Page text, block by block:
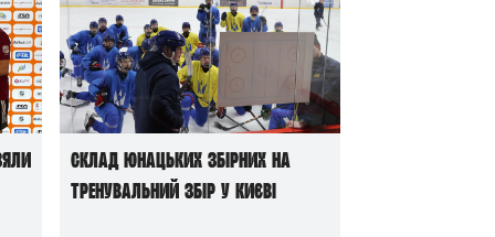
Склад юнацьких збірних на
тренувальний збір у Києві